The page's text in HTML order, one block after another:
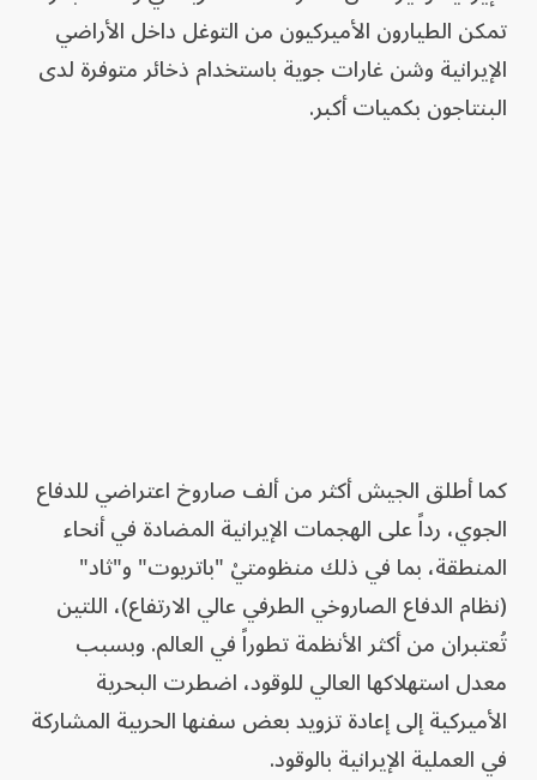
تمكن الطيارون الأميركيون من التوغل داخل الأراضي
الإيرانية وشن غارات جوية باستخدام ذخائر متوفرة لدى
البنتاجون بكميات أكبر.
كما أطلق الجيش أكثر من ألف صاروخ اعتراضي للدفاع
الجوي، رداً على الهجمات الإيرانية المضادة في أنحاء
المنطقة، بما في ذلك منظومتيْ "باتريوت" و"ثاد"
(نظام الدفاع الصاروخي الطرفي عالي الارتفاع)، اللتين
تُعتبران من أكثر الأنظمة تطوراً في العالم. وبسبب
معدل استهلاكها العالي للوقود، اضطرت البحرية
الأميركية إلى إعادة تزويد بعض سفنها الحربية المشاركة
في العملية الإيرانية بالوقود.